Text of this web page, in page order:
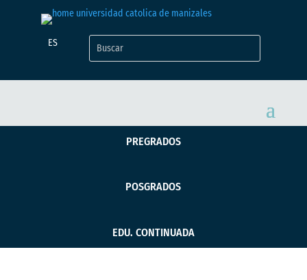
ES
PREGRADOS
POSGRADOS
EDU. CONTINUADA